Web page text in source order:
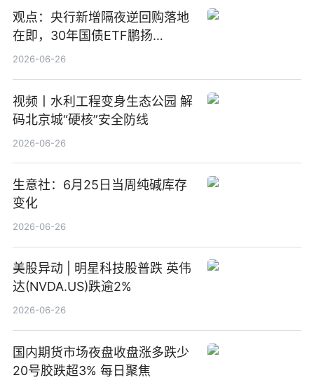
观点：央行新增隔夜逆回购落地
在即，30年国债ETF鹏扬
(511090) 盘中小幅上涨
2026-06-26
视频丨水利工程变身生态公园 解
码北京城“硬核”安全防线
2026-06-26
生意社：6月25日当周纯碱库存
变化
2026-06-26
美股异动 | 明星科技股普跌 英伟
达(NVDA.US)跌逾2%
2026-06-26
国内期货市场夜盘收盘涨多跌少
20号胶跌超3% 每日聚焦